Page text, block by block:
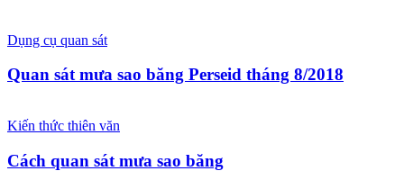
Dụng cụ quan sát
Quan sát mưa sao băng Perseid tháng 8/2018
Kiến thức thiên văn
Cách quan sát mưa sao băng